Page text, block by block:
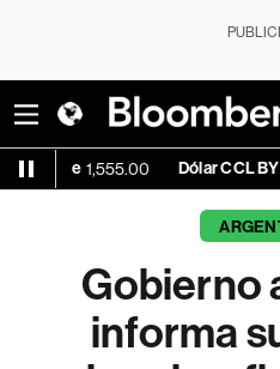
Dólar CCL BYMA
Gobierno
informa